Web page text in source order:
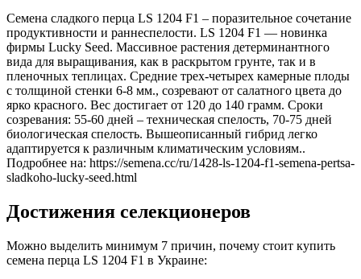
Семена сладкого перца LS 1204 F1 – поразительное сочетание
продуктивности и раннеспелости. LS 1204 F1 — новинка
фирмы Luсky Seed. Массивное растения детерминантного
вида для выращивания, как в раскрытом грунте, так и в
пленочных теплицах. Средние трех-четырех камерные плоды
с толщиной стенки 6-8 мм., созревают от салатного цвета до
ярко красного. Вес достигает от 120 до 140 грамм. Сроки
созревания: 55-60 дней – техническая спелость, 70-75 дней
биологическая спелость. Вышеописанный гибрид легко
адаптируется к различным климатическим условиям..
Подробнее на: https://semena.cc/ru/1428-ls-1204-f1-semena-pertsa-
sladkoho-lucky-seed.html
Достижения селекционеров
Можно выделить минимум 7 причин, почему стоит купить
семена перца LS 1204 F1 в Украине: